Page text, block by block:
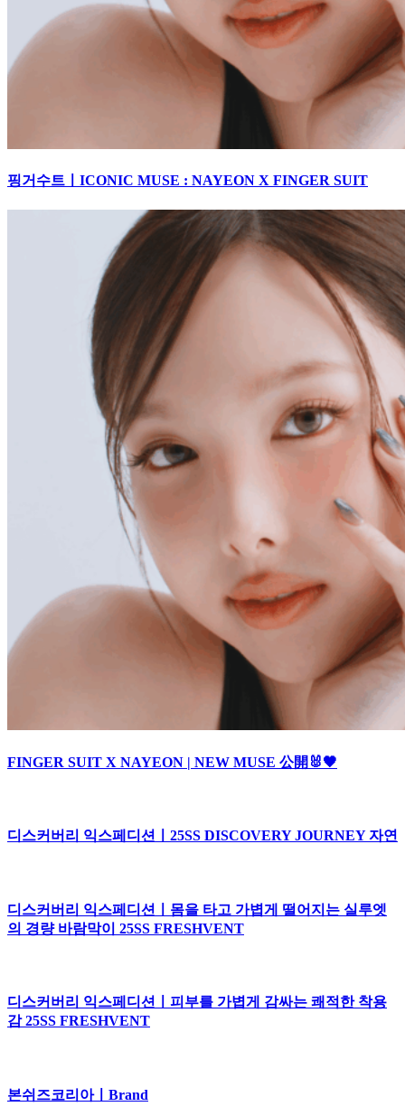
핑거수트ㅣICONIC MUSE : NAYEON X FINGER SUIT
FINGER SUIT X NAYEON | NEW MUSE 公開🐰🖤
디스커버리 익스페디션ㅣ25SS DISCOVERY JOURNEY 자연
디스커버리 익스페디션ㅣ몸을 타고 가볍게 떨어지는 실루엣
의 경량 바람막이 25SS FRESHVENT
디스커버리 익스페디션ㅣ피부를 가볍게 감싸는 쾌적한 착용
감 25SS FRESHVENT
본쉬즈코리아ㅣBrand